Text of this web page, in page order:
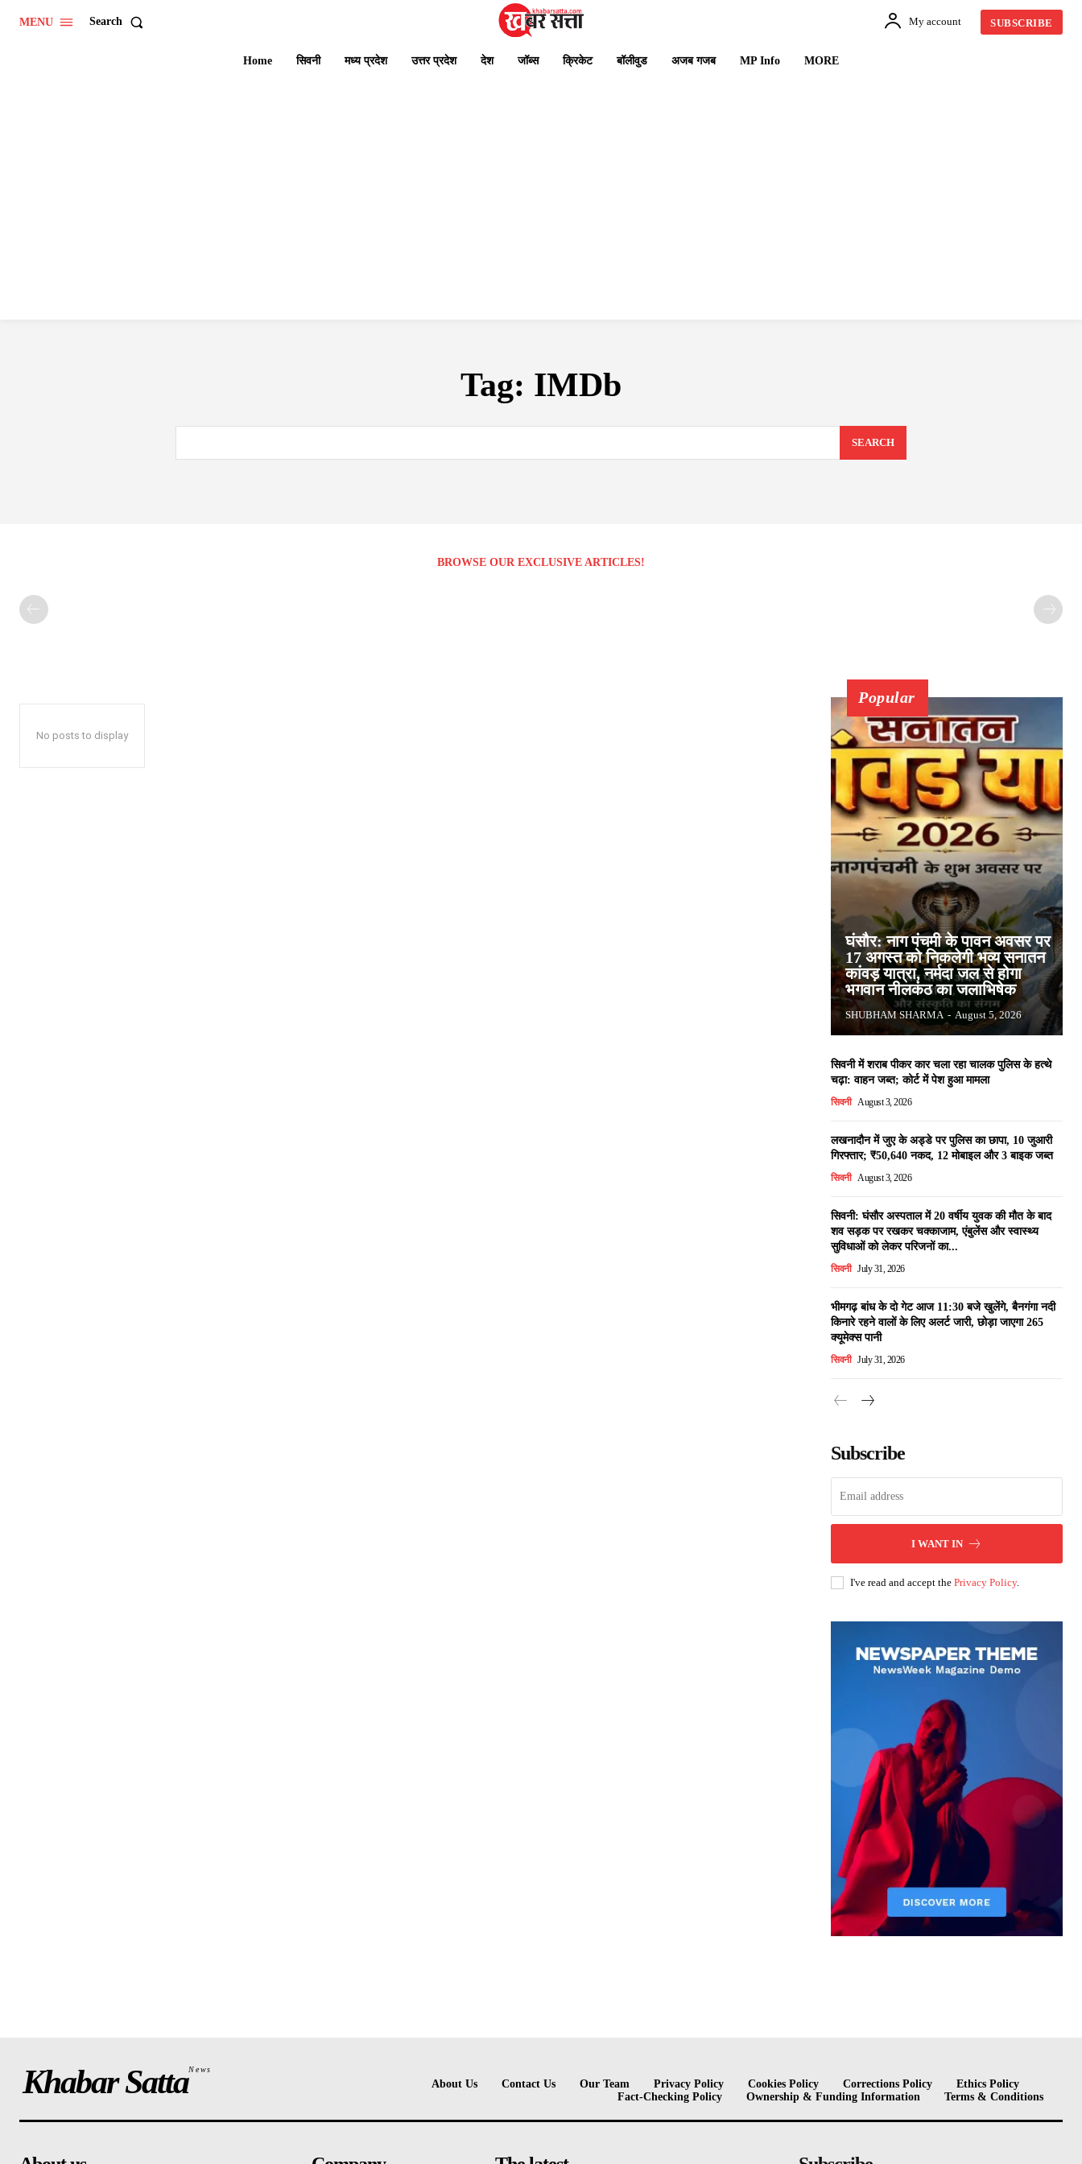
MENU Search My account SUBSCRIBE
Home सिवनी मध्य प्रदेश उत्तर प्रदेश देश जॉब्स क्रिकेट बॉलीवुड अजब गजब MP Info MORE
Tag: IMDb
SEARCH
BROWSE OUR EXCLUSIVE ARTICLES!
No posts to display
Popular
घंसौर: नाग पंचमी के पावन अवसर पर
17 अगस्त को निकलेगी भव्य सनातन
कांवड़ यात्रा, नर्मदा जल से होगा
भगवान नीलकंठ का जलाभिषेक
SHUBHAM SHARMA - August 5, 2026
सिवनी में शराब पीकर कार चला रहा चालक पुलिस के हत्थे
चढ़ा: वाहन जब्त; कोर्ट में पेश हुआ मामला
सिवनी August 3, 2026
लखनादौन में जुए के अड्डे पर पुलिस का छापा, 10 जुआरी
गिरफ्तार; ₹50,640 नकद, 12 मोबाइल और 3 बाइक जब्त
सिवनी August 3, 2026
सिवनी: घंसौर अस्पताल में 20 वर्षीय युवक की मौत के बाद
शव सड़क पर रखकर चक्काजाम, एंबुलेंस और स्वास्थ्य
सुविधाओं को लेकर परिजनों का...
सिवनी July 31, 2026
भीमगढ़ बांध के दो गेट आज 11:30 बजे खुलेंगे, बैनगंगा नदी
किनारे रहने वालों के लिए अलर्ट जारी, छोड़ा जाएगा 265
क्यूमेक्स पानी
सिवनी July 31, 2026
Subscribe
I WANT IN
I've read and accept the Privacy Policy.
Khabar SattaNews
About Us Contact Us Our Team Privacy Policy Cookies Policy Corrections Policy
Ethics Policy
Fact-Checking Policy
Ownership & Funding Information Terms & Conditions